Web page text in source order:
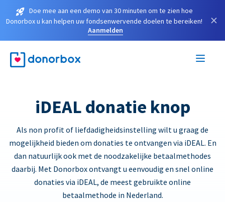
Doe mee aan een demo van 30 minuten om te zien hoe
Donorbox u kan helpen uw fondsenwervende doelen te bereiken!
Aanmelden
×
iDEAL donatie knop
Als non profit of liefdadigheidsinstelling wilt u graag de
mogelijkheid bieden om donaties te ontvangen via iDEAL. En
dan natuurlijk ook met de noodzakelijke betaalmethodes
daarbij. Met Donorbox ontvangt u eenvoudig en snel online
donaties via iDEAL, de meest gebruikte online
betaalmethode in Nederland.